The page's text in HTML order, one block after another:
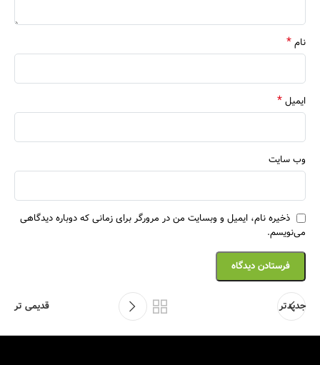
نام*
ایمیل*
وب‌ سایت
ذخیره نام، ایمیل و وبسایت من در مرورگر برای زمانی که دوباره دیدگاهی
می‌نویسم.
جدیدتر قدیمی تر